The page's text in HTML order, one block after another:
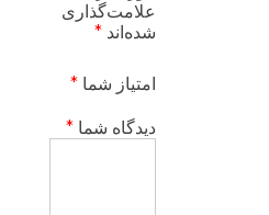
علامت‌گذاری
شده‌اند *
امتیاز شما *
دیدگاه شما *